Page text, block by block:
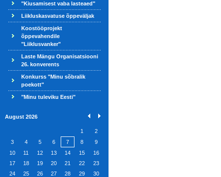
"Kiusamisest vaba lasteaed"
Liikluskasvatuse õppeväljak
Koostööprojekt
õppevahendile
"Liiklusvanker"
Laste Mängu Organisatsiooni
26. konverents
Konkurss "Minu sõbralik
poekott"
"Minu tuleviku Eesti"
August 2026
1
2
3
4 5 6 7 8
9
10
11 12 13 14 15
16
17
18 19 20 21 22
23
24
25 26 27 28 29
30